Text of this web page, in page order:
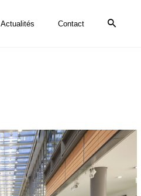
Actualités Contact